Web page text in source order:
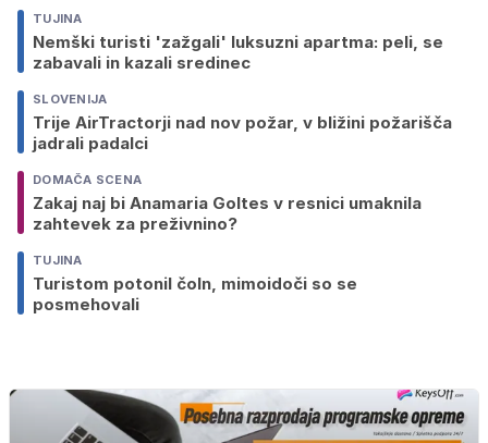
TUJINA
Nemški turisti 'zažgali' luksuzni apartma: peli, se
zabavali in kazali sredinec
SLOVENIJA
Trije AirTractorji nad nov požar, v bližini požarišča
jadrali padalci
DOMAČA SCENA
Zakaj naj bi Anamaria Goltes v resnici umaknila
zahtevek za preživnino?
TUJINA
Turistom potonil čoln, mimoidoči so se
posmehovali